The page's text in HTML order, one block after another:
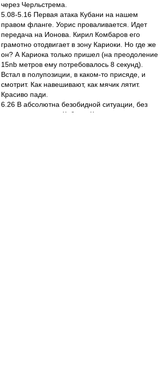
через Черльстрема.
5.08-5.16 Первая атака Кубани на нашем
правом фланге. Уорис проваливается. Идет
передача на Ионова. Кирил Комбаров его
грамотно отодвигает в зону Кариоки. Но где же
он? А Кариока только пришел (на преодоление
15nb метров ему потребовалось 8 секунд).
Встал в полупозиции, в каком-то присяде, и
смотрит. Как навешивают, как мячик лятит.
Красиво пади.
6.26 В абсолютна безобидной ситуации, без
помех со стороны Кубани, Кариока отдает пас